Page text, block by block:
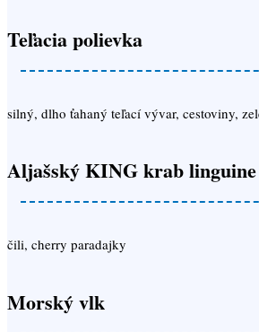
Teľacia polievka
silný, dlho ťahaný teľací vývar, cestoviny,
Aljašský KING krab linguine
čili, cherry paradajky
Morský vlk